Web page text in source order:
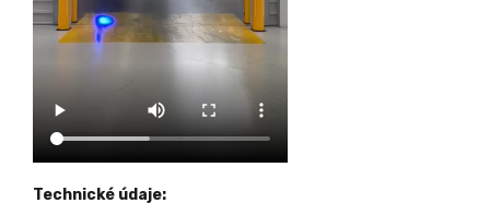
Technické údaje: